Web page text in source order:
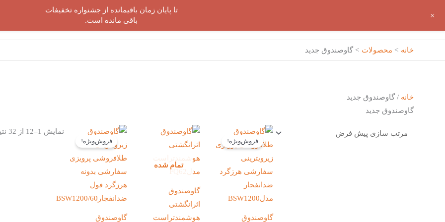
محتوا
دسته بندی محصولات
خانه محصولات گاوصندوق جدید
خانه / گاوصندوق جدید
گاوصندوق جدید
نمایش 1–12 از 32 نتیجه
فروش‌ویژه!
گاوصندوق
قیمت
اصلی:
تومان237,800,000تومان215,800,000.
تمام شده
گاوصندوق
اثرانگشتی
هوشمندتراست
فروش‌ویژه!
گاوصندوق
قیمت
اصلی:
تومان187,760,000
بود.
قیمت
تا پایان زمان باقیمانده از جشنواره تخفیفات
باقی مانده است.
+